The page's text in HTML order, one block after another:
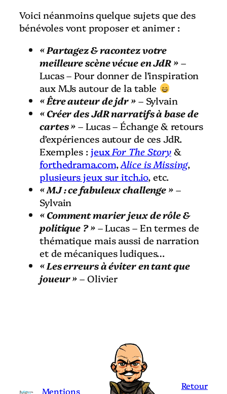
Voici néanmoins quelque sujets que des
bénévoles vont proposer et animer :
« Partagez & racontez votre
meilleure scène vécue en JdR »–
Lucas – Pour donner de l’inspiration
aux MJs autour de la table
« Être auteur de jdr »– Sylvain
« Créer des JdR narratifs à base de
cartes »– Lucas – Échange & retours
d’expériences autour de ces JdR.
Exemples :jeuxFor The Story&
forthedrama.com,Alice is Missing,
plusieurs jeux sur itch.io, etc.
« MJ : ce fabuleux challenge »–
Sylvain
« Comment marier jeux de rôle &
politique ? »– Lucas – En termes de
thématique mais aussi de narration
et de mécaniques ludiques…
« Les erreurs à éviter en tant que
joueur »– Olivier
Mentions
Retour